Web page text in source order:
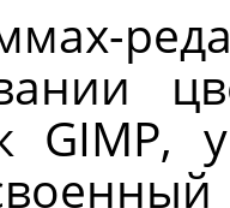
GIMP,